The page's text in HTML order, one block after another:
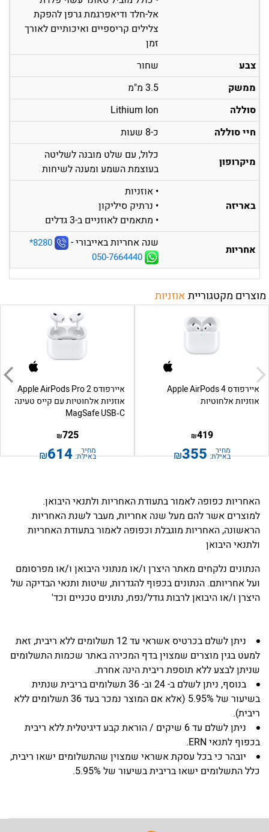
אל-חלד ודיאפרגמת גרפן להפקת
צלילים קריספיים ואיכותיים לאורך
זמן
צבע
שחור
ממשק
3.5 מ"מ
סוללה
Lithium Ion
חיי סוללה
כ-8 שעות
מיקרופון
כלול, עם שלט מובנה לשליטה
בעוצמת השמע ומענה לשיחות
באריזה
• אוזניות
• נרתיק סיליקון
• מתאמים לאוזניים ב-3 גדלים
אחריות
שנה אחריות באייבורי -
‎*8280
050-7664440
מוצרים מקטגורייתאוזניות
איירפודס Apple AirPods 4
אוזניות אלחוטיות
419
₪
מחיר
באילת: 355
₪
איירפודס Apple AirPods Pro 2
אוזניות אלחוטיות עם קייס טעינה
MagSafe USB‑C
725
₪
מחיר
באילת: 614
₪
האחריות כפופה לאמור בתעודת האחריות ולתנאי היבואן.
למוצרים אשר להם מעל שנה אחריות, מעבר לשנת האחריות
הראשונה, האחריות מוגבלת וכפופה לאמור בתעודת האחריות
ולתנאי היבואן
הנתונים נלקחים מאתר היצרן ו/או מנתוני היבואן ו/או מפרסומם
ועל אחריותם. הנתונים בכפוף להגדרות, שיטות ותנאי הבדיקה של
היצרן ו/או היבואן לרבות גודל/נפח, נתונים טכניים וכד'
ניתן לשלם בכרטיס אשראי עד 12 תשלומים ללא ריבית, זאת
למעט בגין מוצרים שמצוין בדף המכירה באתר שכמות התשלומים
שניתן לבצע ללא תוספת ריבית הינה אחרת.
בנוסף, ניתן לשלם ב- 24 וב- 36 תשלומים בריבית שנתית
בשיעור של 5.95% (אלא אם המוצר נמכר בעד 36 תשלומים ללא
ריבית).
ניתן לשלם עד 6 שיקים / הוראת קבע דיגיטלית ללא ריבית
בכפוף לתנאי ERN.
יובהר כי בכל עסקת אשראי שמצוין שהתשלומים ישאו ריבית,
כלל התשלומים ישאו בריבית בשיעור של 5.95%.